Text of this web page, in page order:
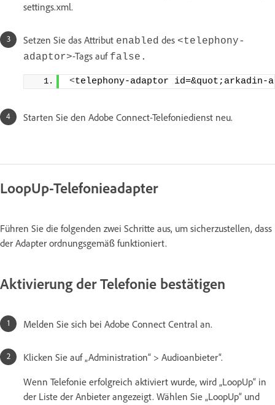
settings.xml.
Setzen Sie das Attribut enabled des <telephony-
adaptor>-Tags auf false.
<telephony-adaptor id=&quot;arkadin-
Starten Sie den Adobe Connect-Telefoniedienst neu.
LoopUp-Telefonieadapter
Führen Sie die folgenden zwei Schritte aus, um sicherzustellen, dass
der Adapter ordnungsgemäß funktioniert.
Aktivierung der Telefonie bestätigen
Melden Sie sich bei Adobe Connect Central an.
Klicken Sie auf „Administration“ > Audioanbieter“.
Wenn Telefonie erfolgreich aktiviert wurde, wird „LoopUp“ in
der Liste der Anbieter angezeigt. Wählen Sie „LoopUp“ und